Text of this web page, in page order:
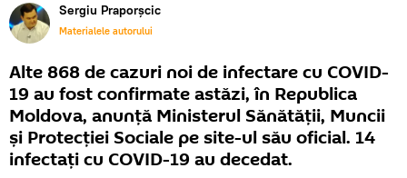
Sergiu Praporșcic
Materialele autorului
Alte 868 de cazuri noi de infectare cu COVID-
19 au fost confirmate astăzi, în Republica
Moldova, anunță Ministerul Sănătății, Muncii
și Protecției Sociale pe site-ul său oficial. 14
infectați cu COVID-19 au decedat.